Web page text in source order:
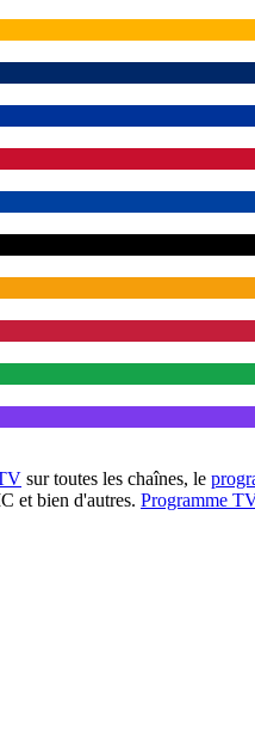
sur toutes les chaînes, le
et bien d'autres. Programme